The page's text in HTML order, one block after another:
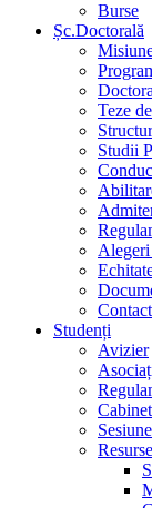
Burse
Șc.Doctorală
Teze
Studii
Alegeri
Studenți
Avizier